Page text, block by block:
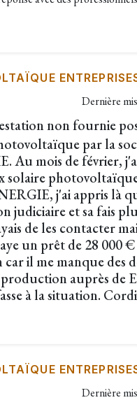
Dernière
non fournie
par la
Au mois de février,
solaire
j'ai appris là
judiciaire et sa fais
de les contacter
un prêt de 28 000
il me manque des
auprès de
à la situation.
Dernière